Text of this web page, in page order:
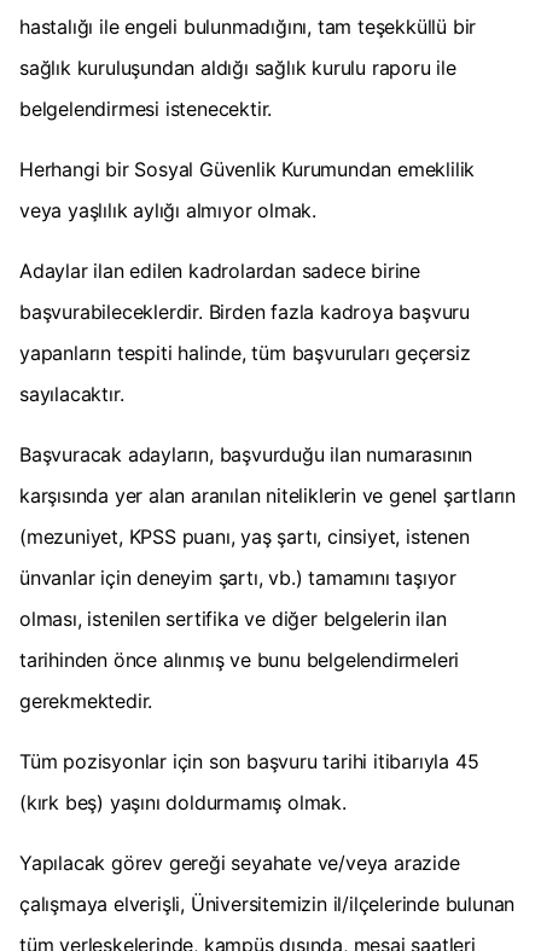
hastalığı ile engeli bulunmadığını, tam teşekküllü bir
sağlık kuruluşundan aldığı sağlık kurulu raporu ile
belgelendirmesi istenecektir.
Herhangi bir Sosyal Güvenlik Kurumundan emeklilik
veya yaşlılık aylığı almıyor olmak.
Adaylar ilan edilen kadrolardan sadece birine
başvurabileceklerdir. Birden fazla kadroya başvuru
yapanların tespiti halinde, tüm başvuruları geçersiz
sayılacaktır.
Başvuracak adayların, başvurduğu ilan numarasının
karşısında yer alan aranılan niteliklerin ve genel şartların
(mezuniyet, KPSS puanı, yaş şartı, cinsiyet, istenen
ünvanlar için deneyim şartı, vb.) tamamını taşıyor
olması, istenilen sertifika ve diğer belgelerin ilan
tarihinden önce alınmış ve bunu belgelendirmeleri
gerekmektedir.
Tüm pozisyonlar için son başvuru tarihi itibarıyla 45
(kırk beş) yaşını doldurmamış olmak.
Yapılacak görev gereği seyahate ve/veya arazide
çalışmaya elverişli, Üniversitemizin il/ilçelerinde bulunan
tüm yerleşkelerinde, kampüs dışında, mesai saatleri